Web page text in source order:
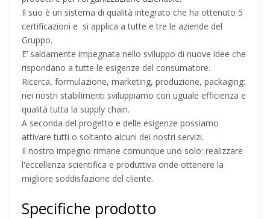
Il suo è un sistema di qualità integrato che ha ottenuto 5
certificazioni e si applica a tutte e tre le aziende del
Gruppo.
E’ saldamente impegnata nello sviluppo di nuove idee che
rispondano a tutte le esigenze del consumatore.
Ricerca, formulazione, marketing, produzione, packaging:
nei nostri stabilimenti sviluppiamo con uguale efficienza e
qualità tutta la supply chain.
A seconda del progetto e delle esigenze possiamo
attivare tutti o soltanto alcuni dei nostri servizi.
Il nostro impegno rimane comunque uno solo: realizzare
l'eccellenza scientifica e produttiva onde ottenere la
migliore soddisfazione del cliente.
Specifiche prodotto